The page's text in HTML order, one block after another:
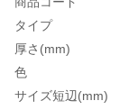
タイプ
厚さ(mm)
色
サイズ短辺(mm)